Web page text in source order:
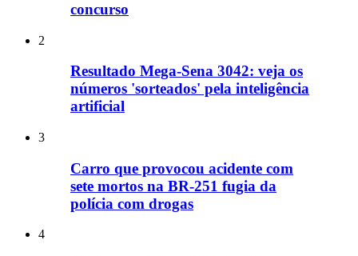
concurso
2
Resultado Mega-Sena 3042: veja os
números 'sorteados' pela inteligência
artificial
3
Carro que provocou acidente com
sete mortos na BR-251 fugia da
polícia com drogas
4